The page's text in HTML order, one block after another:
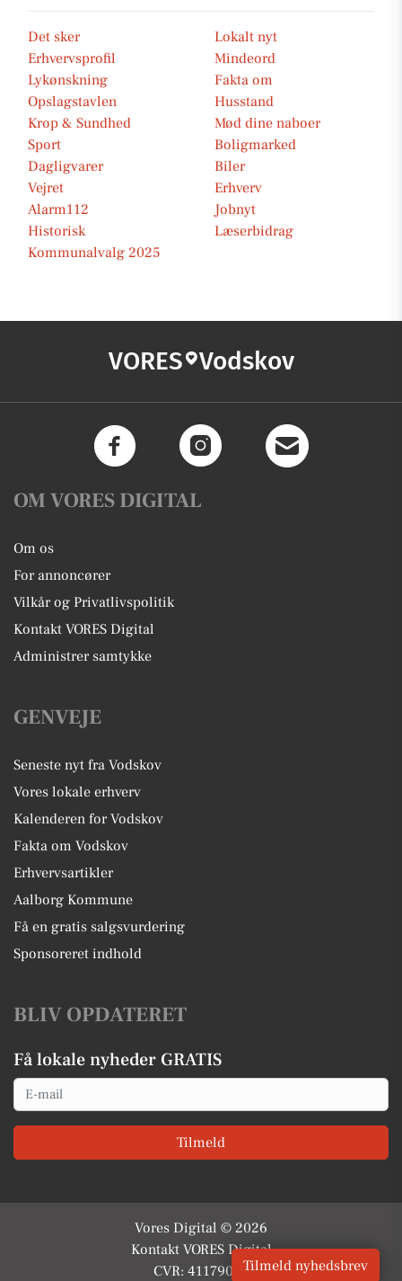
Det sker
Lokalt nyt
Erhvervsprofil
Mindeord
Lykønskning
Fakta om
Opslagstavlen
Husstand
Krop & Sundhed
Mød dine naboer
Sport
Boligmarked
Dagligvarer
Biler
Vejret
Erhverv
Alarm112
Jobnyt
Historisk
Læserbidrag
Kommunalvalg 2025
VORES Vodskov
OM VORES DIGITAL
Om os
For annoncører
Vilkår og Privatlivspolitik
Kontakt VORES Digital
Administrer samtykke
GENVEJE
Seneste nyt fra Vodskov
Vores lokale erhverv
Kalenderen for Vodskov
Fakta om Vodskov
Erhvervsartikler
Aalborg Kommune
Få en gratis salgsvurdering
Sponsoreret indhold
BLIV OPDATERET
Få lokale nyheder GRATIS
Email
Tilmeld
Vores Digital © 2026
Kontakt VORES Digital
CVR: 41179082Tilmeld nyhedsbrev